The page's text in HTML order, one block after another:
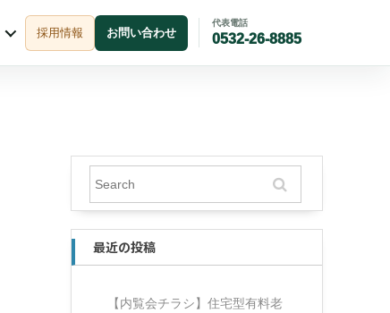
採用情報 お問い合わせ
代表電話
0532-26-8885
最近の投稿
【内覧会チラシ】住宅型有料老